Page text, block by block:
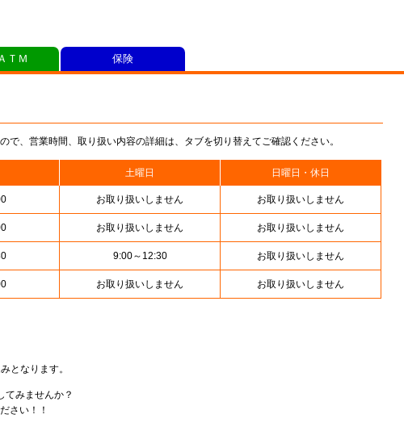
、営業時間、取り扱い内容の詳細は、タブを切り替えてご確認ください。
土曜日 日曜日・休日
お取り扱いしません お取り扱いしません
お取り扱いしません お取り扱いしません
9:00～12:30 お取り扱いしません
お取り扱いしません お取り扱いしません
となります。
てみませんか？
さい！！
ＴＭ 保険